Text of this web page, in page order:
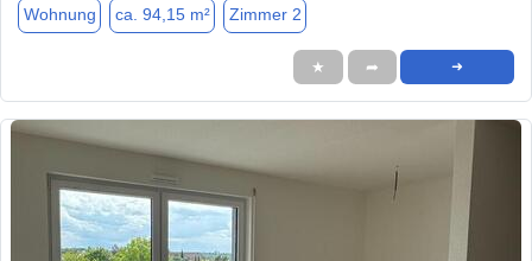
Wohnung ca. 94,15 m² Zimmer 2
★ ➦ ➜